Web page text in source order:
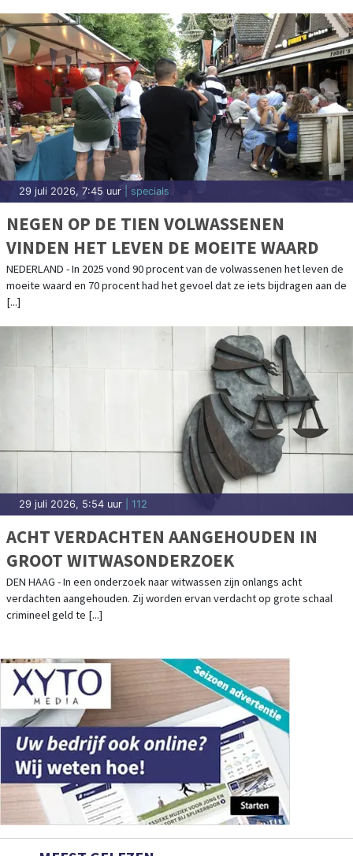
29 juli 2026, 7:45 uur | specials
NEGEN OP DE TIEN VOLWASSENEN
VINDEN HET LEVEN DE MOEITE WAARD
NEDERLAND - In 2025 vond 90 procent van de volwassenen het leven de
moeite waard en 70 procent had het gevoel dat ze iets bijdragen aan de
[...]
29 juli 2026, 5:54 uur | 112
ACHT VERDACHTEN AANGEHOUDEN IN
GROOT WITWASONDERZOEK
DEN HAAG - In een onderzoek naar witwassen zijn onlangs acht
verdachten aangehouden. Zij worden ervan verdacht op grote schaal
crimineel geld te [...]